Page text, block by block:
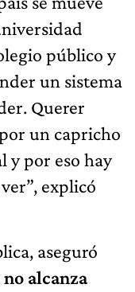
público y
un sistema
Querer
un capricho
y por eso hay
explicó
aseguró
no alcanza